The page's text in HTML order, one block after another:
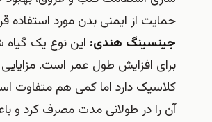
حمایت از ایمنی بدن مورد استفاده
جینسینگ هندی: این نوع یک
برای افزایش طول عمر است.
کلاسیک دارد اما کمی هم متفاوت
آن را در طولانی مدت مصرف کرد و